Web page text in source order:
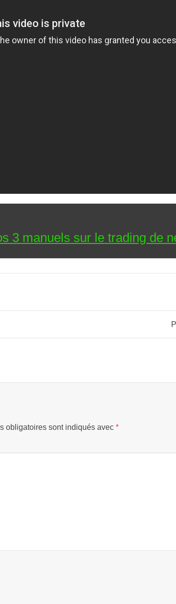
3 manuels sur le trading de
obligatoires sont indiqués avec *